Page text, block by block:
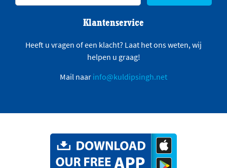
Klantenservice
Heeft u vragen of een klacht? Laat het ons weten, wij
helpen u graag!
Mail naar info@kuldipsingh.net